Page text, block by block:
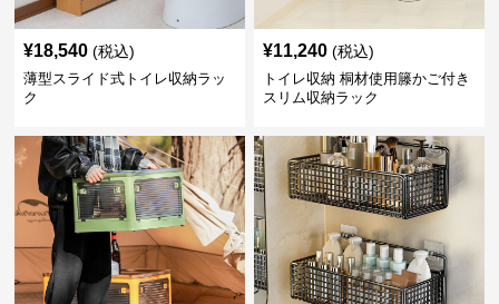
¥18,540 (税込)
薄型スライド式トイレ収納ラッ
ク
¥11,240 (税込)
トイレ収納 桐材使用籐かご付き
スリム収納ラック